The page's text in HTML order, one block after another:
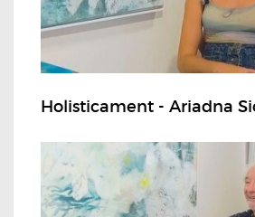
Holisticament - Ariadna